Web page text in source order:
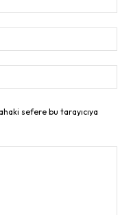
sefere bu tarayıcıya